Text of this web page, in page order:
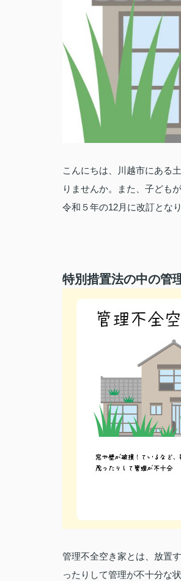
こんにちは、川越市にある
りませんか。また、子ども
令和５年の12月に改訂とな
特別措置法の中の管
管理不全空き家とは、放置
ったりして管理が不十分な